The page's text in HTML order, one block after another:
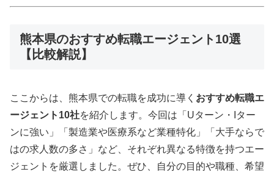
熊本県のおすすめ転職エージェント10選
【比較解説】
ここからは、熊本県での転職を成功に導く おすすめ転職エ
ージェント10社を紹介します。今回は「Uターン・Iター
ンに強い」「製造業や医療系など業種特化」「大手ならで
はの求人数の多さ」など、それぞれ異なる特徴を持つエー
ジェントを厳選しました。ぜひ、自分の目的や職種、希望